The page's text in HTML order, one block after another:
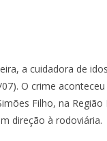
a cuidadora de
O crime
Filho, na
direção à rodoviária.